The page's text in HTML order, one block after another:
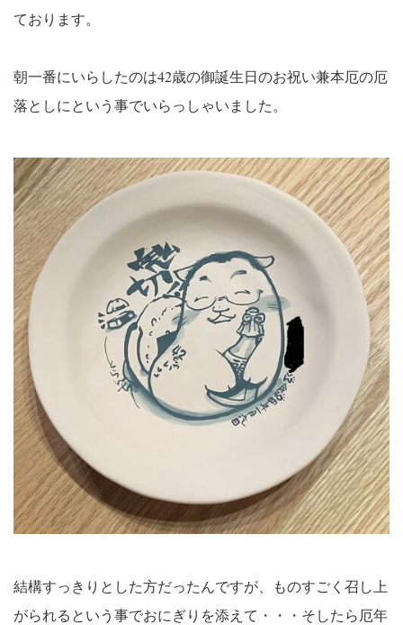
ております。
朝一番にいらしたのは42歳の御誕生日のお祝い兼本厄の厄
落としにという事でいらっしゃいました。
結構すっきりとした方だったんですが、ものすごく召し上
がられるという事でおにぎりを添えて・・・そしたら厄年